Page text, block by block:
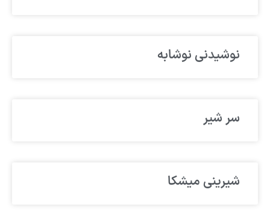
نوشیدنی نوشابه
سر شیر
شیرینی میشکا